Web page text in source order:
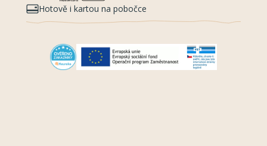
Hotově i kartou na pobočce